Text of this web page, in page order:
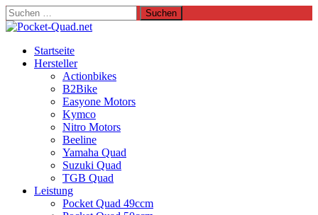
Suchen
nach:
Startseite
Hersteller
Actionbikes
B2Bike
Easyone Motors
Kymco
Nitro Motors
Beeline
Yamaha Quad
Suzuki Quad
TGB Quad
Leistung
Pocket Quad 49ccm